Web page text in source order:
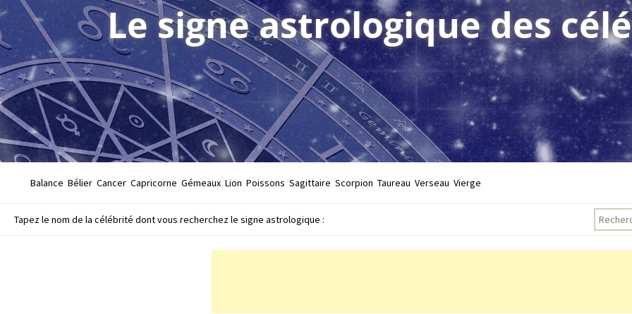
Le signe astrologique des
Balance Bélier Cancer Capricorne Gémeaux Lion Poissons Sagittaire Scorpion Taureau Verseau Vierge
Tapez le nom de la célébrité dont vous recherchez le signe astrologique :